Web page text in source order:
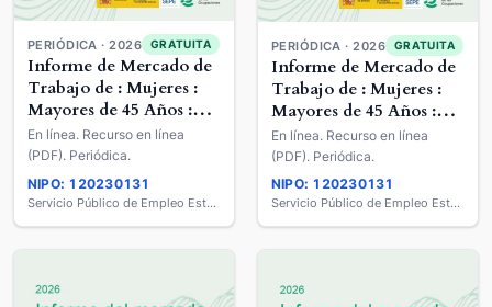
PERIÓDICA · 2026 GRATUITA
Informe de Mercado de
Trabajo de : Mujeres :
Mayores de 45 Años :
Jóvenes Menores de 30
años : Extranjeros :
Personas con
Discapacidad
En línea. Recurso en línea
(PDF). Periódica.
NIPO: 120230131
Servicio Público de Empleo Estatal
PERIÓDICA · 2026 GRATUITA
Informe de Mercado de
Trabajo de : Mujeres :
Mayores de 45 Años :
Jóvenes Menores de 30
años : Extranjeros :
Personas con
Discapacidad
En línea. Recurso en línea
(PDF). Periódica.
NIPO: 120230131
Servicio Público de Empleo Estatal